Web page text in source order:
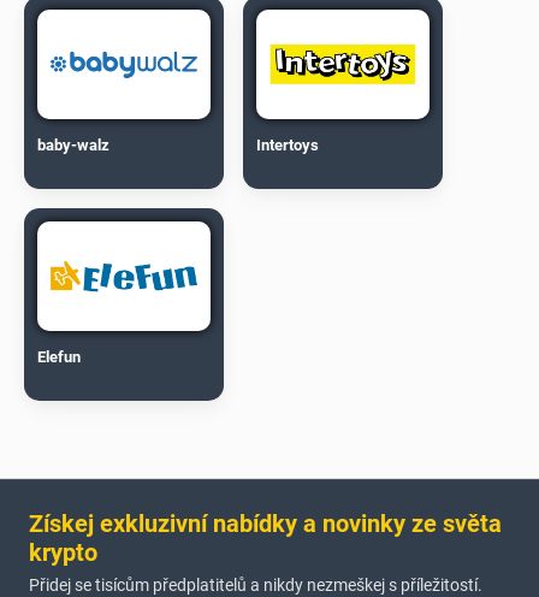
baby-walz Intertoys
Elefun
Získej exkluzivní nabídky a novinky ze světa
krypto
Přidej se tisícům předplatitelů a nikdy nezmeškej s příležitostí.